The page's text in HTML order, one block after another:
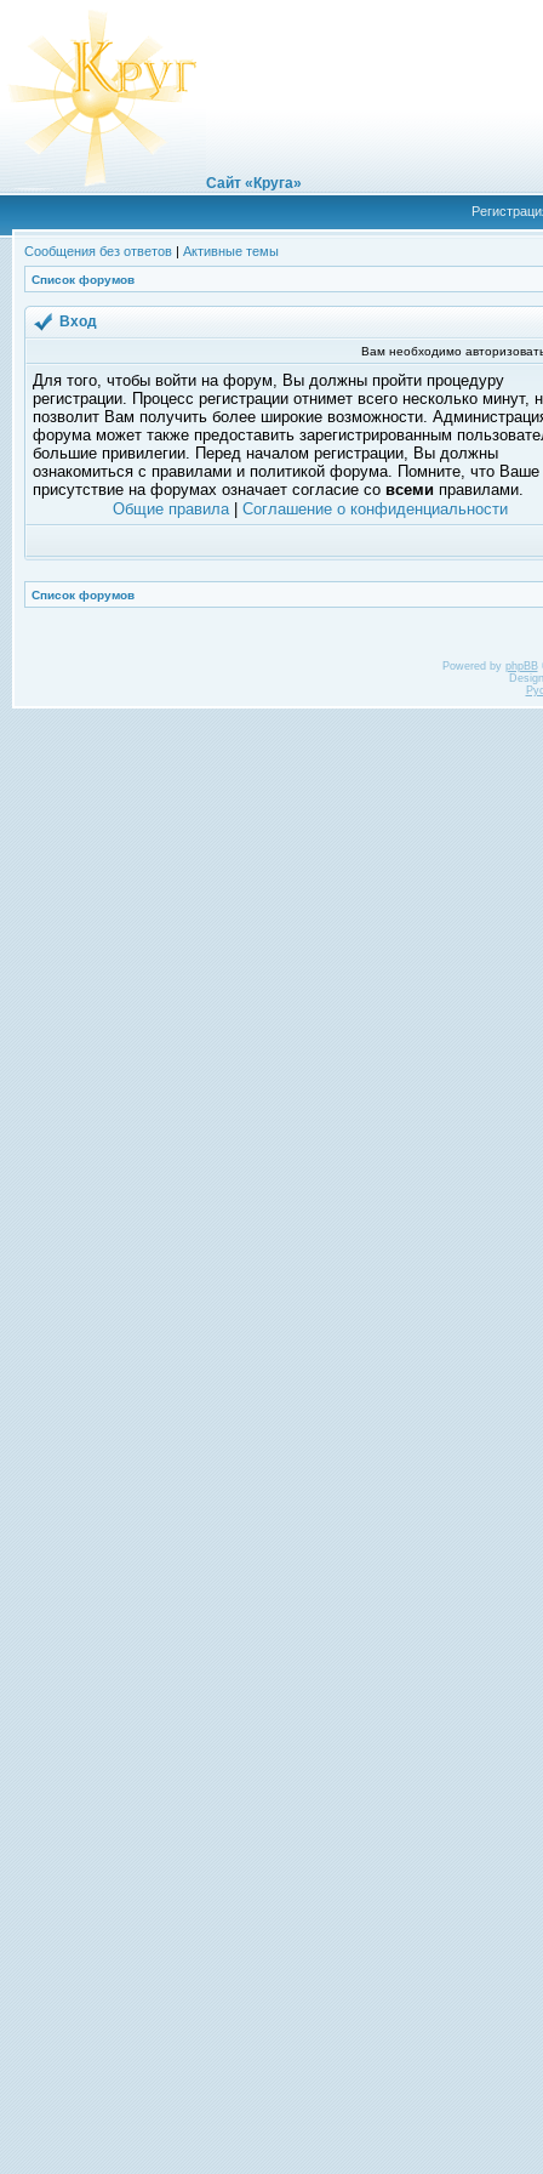
Сайт «Круга»
Сообщения без ответов | Активные темы
Список форумов
Вход
Вам необходимо
Для того, чтобы войти на форум, Вы должны пройти процедуру
регистрации. Процесс регистрации отнимет всего несколько минут,
позволит Вам получить более широкие возможности.
форума может также предоставить зарегистрированным
большие привилегии. Перед началом регистрации, Вы должны
ознакомиться с правилами и политикой форума. Помните, что Ваше
присутствие на форумах означает согласие со всеми правилами.
Общие правила| Соглашение о конфиденциальности
Список форумов
Powered by phpBB